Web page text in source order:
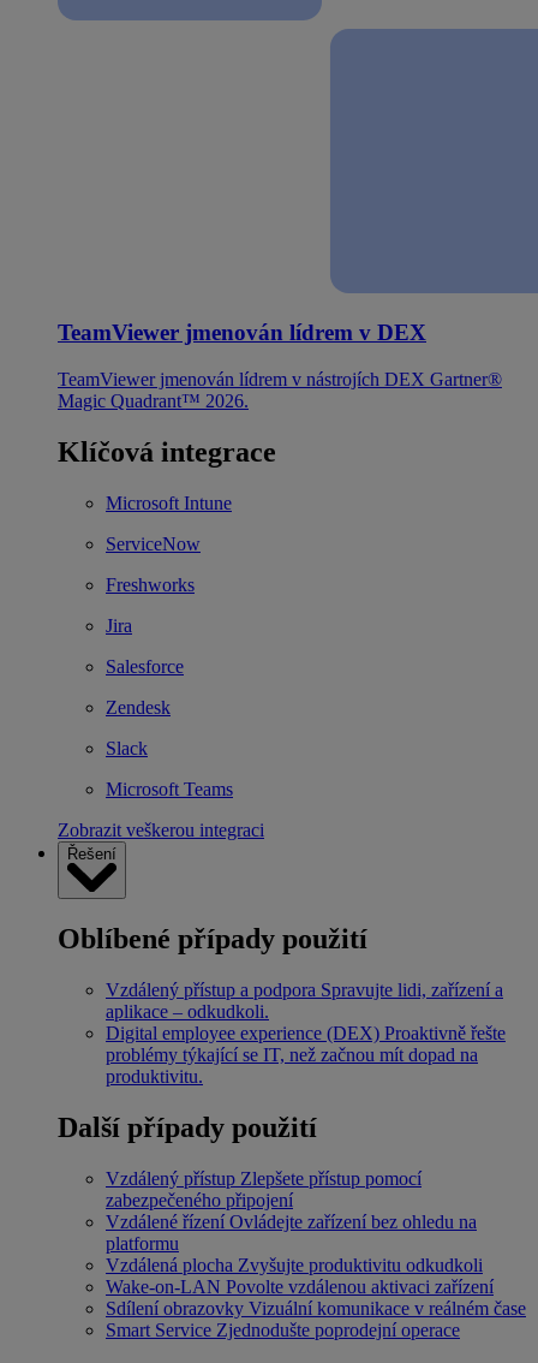
TeamViewer jmenován lídrem v DEX
TeamViewer jmenován lídrem v nástrojích DEX Gartner®
Magic Quadrant™ 2026.
Klíčová integrace
Microsoft Intune
ServiceNow
Freshworks
Jira
Salesforce
Zendesk
Slack
Microsoft Teams
Zobrazit veškerou integraci
Řešení
Oblíbené případy použití
Vzdálený přístup a podpora Spravujte lidi, zařízení a
aplikace – odkudkoli.
Digital employee experience (DEX) Proaktivně řešte
problémy týkající se IT, než začnou mít dopad na
produktivitu.
Další případy použití
Vzdálený přístup Zlepšete přístup pomocí
zabezpečeného připojení
Vzdálené řízení Ovládejte zařízení bez ohledu na
platformu
Vzdálená plocha Zvyšujte produktivitu odkudkoli
Wake-on-LAN Povolte vzdálenou aktivaci zařízení
Sdílení obrazovky Vizuální komunikace v reálném čase
Smart Service Zjednodušte poprodejní operace